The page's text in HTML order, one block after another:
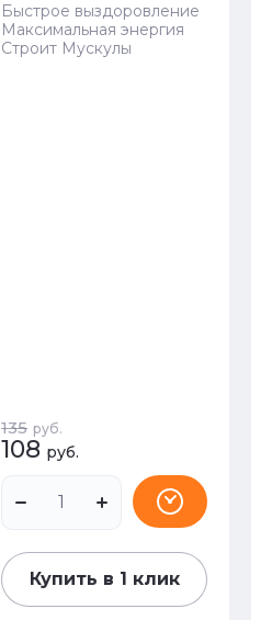
Быстрое выздоровление
Максимальная энергия
Строит Мускулы
135 руб.
108 руб.
Купить в 1 клик